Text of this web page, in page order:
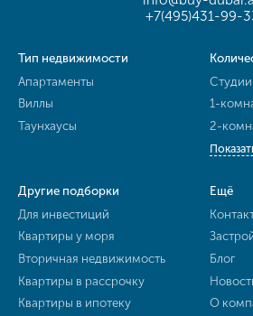
+7(495)431-99-
Тип недвижимости
Апартаменты
Виллы
Таунхаусы
Студии
1-
2-
Другие подборки
Для инвестиций
Квартиры у моря
Вторичная недвижимость
Квартиры в рассрочку
Квартиры в ипотеку
Ещё
Блог
О